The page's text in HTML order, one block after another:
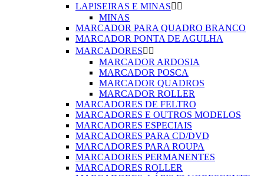
LAPISEIRAS E MINAS 
MINAS
MARCADOR PARA QUADRO BRANCO
MARCADOR PONTA DE AGULHA
MARCADORES 
MARCADOR ARDOSIA
MARCADOR POSCA
MARCADOR QUADROS
MARCADOR ROLLER
MARCADORES DE FELTRO
MARCADORES E OUTROS MODELOS
MARCADORES ESPECIAIS
MARCADORES PARA CD/DVD
MARCADORES PARA ROUPA
MARCADORES PERMANENTES
MARCADORES ROLLER